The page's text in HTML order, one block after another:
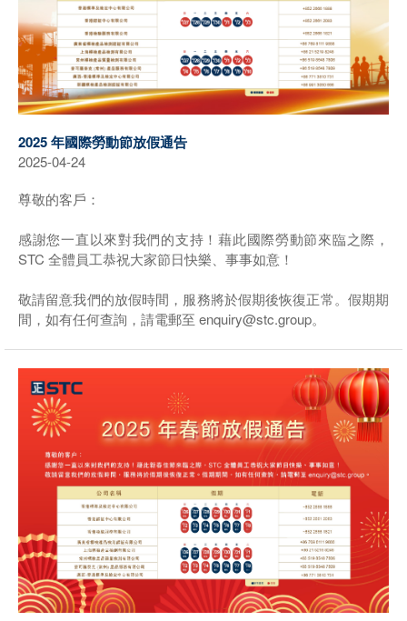
2025 年國際勞動節放假通告
2025-04-24
尊敬的客戶：
感謝您一直以來對我們的支持！藉此國際勞動節來臨之際，
STC 全體員工恭祝大家節日快樂、事事如意！
敬請留意我們的放假時間，服務將於假期後恢復正常。假期期
間，如有任何查詢，請電郵至 enquiry@stc.group。